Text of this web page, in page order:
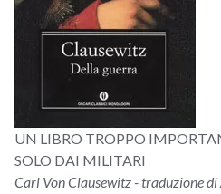
UN LIBRO TROPPO
SOLO DAI MILITARI
Carl Von Clausewitz - traduzione